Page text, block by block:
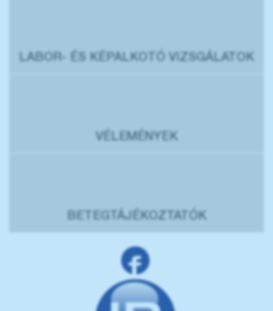
LABOR- ÉS KÉPALKOTÓ VIZSGÁLATOK
VÉLEMÉNYEK
BETEGTÁJÉKOZTATÓK